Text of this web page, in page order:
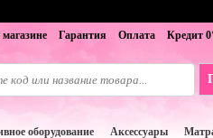
Гарантия Оплата Кредит
оборудование Аксессуары